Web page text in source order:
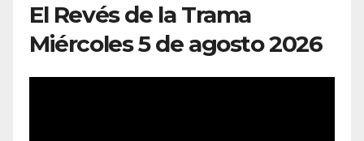
El Revés de la Trama
Miércoles 5 de agosto 2026